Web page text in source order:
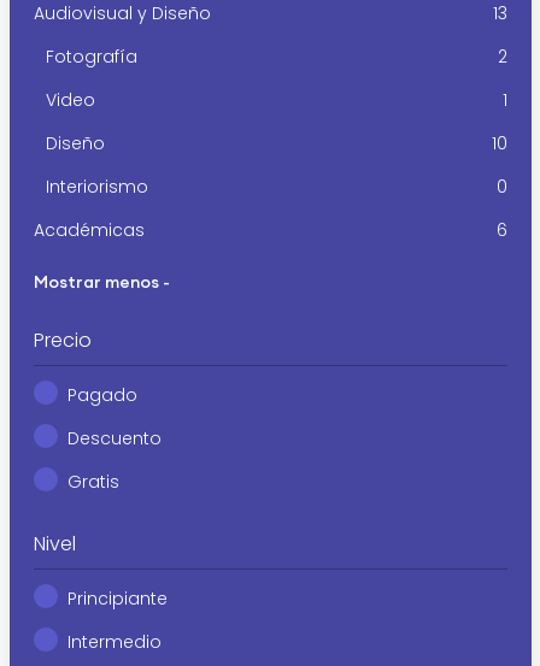
Audiovisual y Diseño
13
Fotografía
2
Video
1
Diseño
10
Interiorismo
0
Académicas
6
Mostrar menos -
Precio
Pagado
Descuento
Gratis
Nivel
Principiante
Intermedio